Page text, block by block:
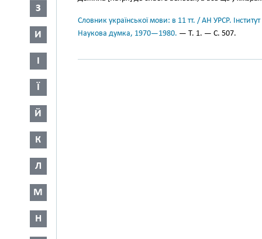
З
И
І
Ї
Й
К
Л
М
Н
Словник української мови: в 11 тт. / АН УРСР.
Наукова думка, 1970—1980. — Т. 1. — С. 507.